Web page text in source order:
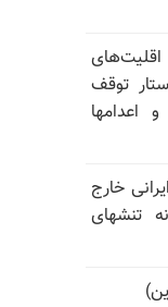
توقف
اعدامها
خارج
تنشهای